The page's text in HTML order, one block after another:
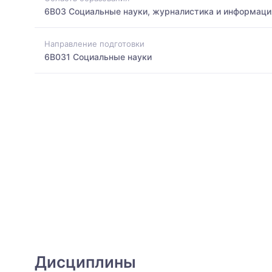
6B03 Социальные науки, журналистика и
Направление подготовки
6B031 Социальные науки
Дисциплины